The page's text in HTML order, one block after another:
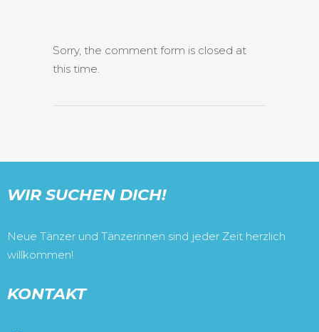
Sorry, the comment form is closed at
this time.
WIR SUCHEN DICH!
Neue Tänzer und Tänzerinnen sind jeder Zeit herzlich
willkommen!
KONTAKT